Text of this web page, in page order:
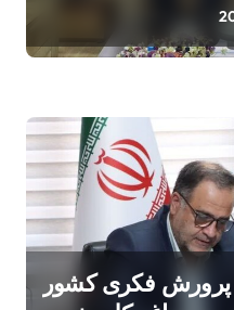
پرورش فکری کشور